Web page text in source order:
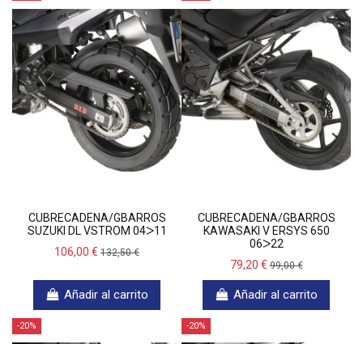
CUBRECADENA/GBARROS
SUZUKI DL VSTROM 04ᐳ11
106,00 € 132,50 €
Añadir al carrito
CUBRECADENA/GBARROS
KAWASAKI V ERSYS 650
06ᐳ22
79,20 €99,00 €
Añadir al carrito
-20% -20%